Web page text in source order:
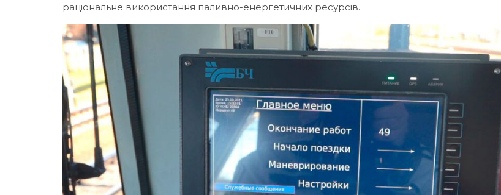
раціональне використання паливно-енергетичних ресурсів.